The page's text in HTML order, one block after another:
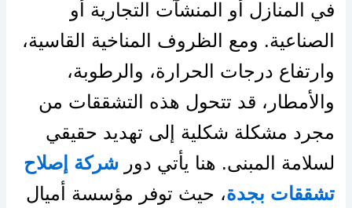
في المنازل أو المنشآت التجارية أو
الصناعية. ومع الظروف المناخية القاسية،
وارتفاع درجات الحرارة، والرطوبة،
والأمطار، قد تتحول هذه التشققات من
مجرد مشكلة شكلية إلى تهديد حقيقي
لسلامة المبنى. هنا يأتي دورشركة إصلاح
تشققات بجدة، حيث توفر مؤسسة أميال